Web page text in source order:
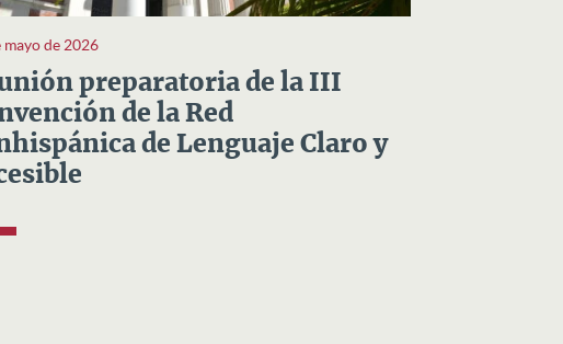
mayo de 2026
preparatoria de la III
de la Red
de Lenguaje Claro y